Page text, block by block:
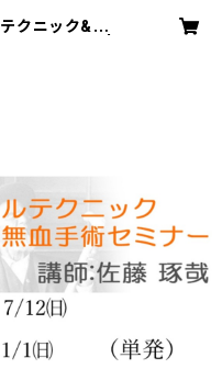
テクニック&無